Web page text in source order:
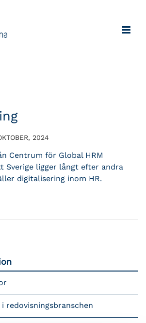
2024
Centrum för Global HRM
Sverige ligger långt efter andra
digitalisering inom HR.
redovisningsbranschen